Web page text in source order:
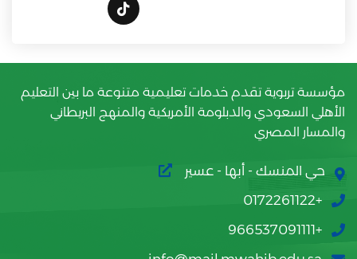
مؤسسة تربوية تقدم خدمات تعليمية متنوعة ما بين التعليم
الأهلي السعودي والدبلومة الأمريكية والمنهج البريطاني
والمسار المصري
حي المنسك - أبها - عسير
+0172261122
+966537091111